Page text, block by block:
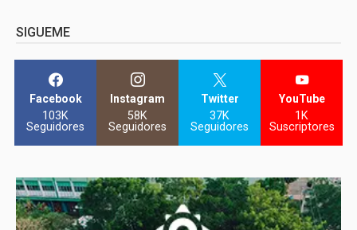
SIGUEME
Facebook
103K
Seguidores
Instagram
58K
Seguidores
Twitter
37K
Seguidores
YouTube
1K
Suscriptores